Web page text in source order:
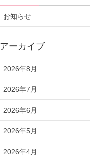
お知らせ
アーカイブ
2026年8月
2026年7月
2026年6月
2026年5月
2026年4月